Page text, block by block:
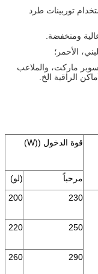
توربينات طرد
ومنخفضة.
الأحمر؛
ماركت، والملاعب
الراقية الخ.
قوة الدخول ((W)
مرحباً
(لو)
230
200
250
220
290
260